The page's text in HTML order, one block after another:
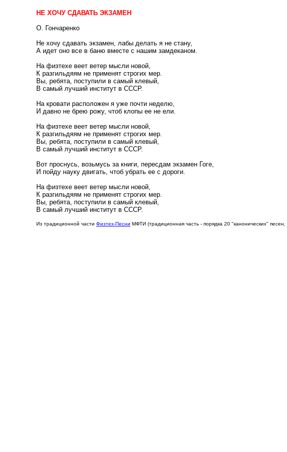
НЕ ХОЧУ СДАВАТЬ ЭКЗАМЕН
О. Гончаренко
Не хочу сдавать экзамен, лабы делать я не стану,
А идет оно все в баню вместе с нашим замдеканом.
На физтехе веет ветер мысли новой,
К разгильдяям не применят строгих мер.
Вы, ребята, поступили в самый клевый,
В самый лучший институт в СССР.
На кровати расположен я уже почти неделю,
И давно не брею рожу, чтоб клопы ее не ели.
На физтехе веет ветер мысли новой,
К разгильдяям не применят строгих мер.
Вы, ребята, поступили в самый клевый,
В самый лучший институт в СССР.
Вот проснусь, возьмусь за книги, пересдам экзамен Гоге,
И пойду науку двигать, чтоб убрать ее с дороги.
На физтехе веет ветер мысли новой,
К разгильдяям не применят строгих мер.
Вы, ребята, поступили в самый клевый,
В самый лучший институт в СССР.
Из традиционной части Физтех-Песни МФТИ (традиционная часть - порядка 20 "канонических" песен,